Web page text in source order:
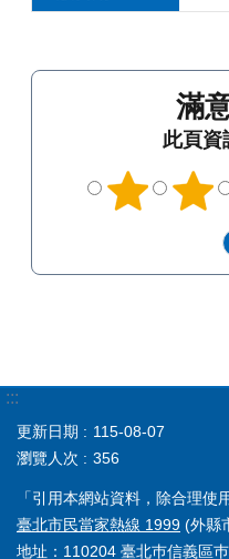
滿
此頁資
:::
更新日期
115-08-07
瀏覽人次
356
「引用本網站資料，除合理使
臺北市民當家熱線 1999 (外縣
地址：110204 臺北巿信義區